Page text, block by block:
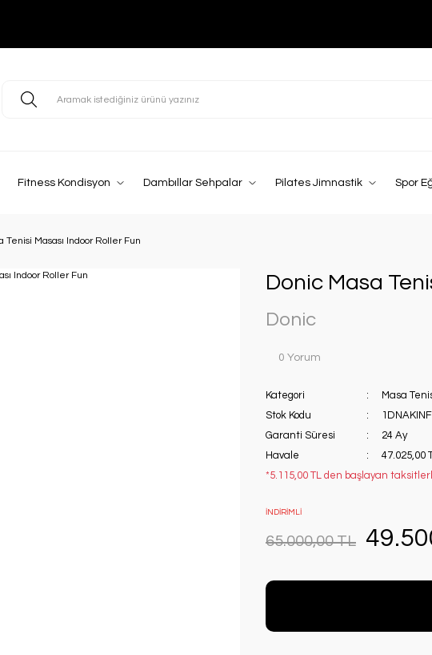
Fitness Kondisyon Dambıllar Sehpalar Pilates Jimnastik Spor
Tenisi Masası Indoor Roller Fun
Donic Masa
Donic
0 Yorum
Kategori
Masa
Stok Kodu
Garanti Süresi
24 Ay
Havale
47.025,00
*5.115,00 TL den başlayan
İNDİRİMLİ
65.000,00 TL